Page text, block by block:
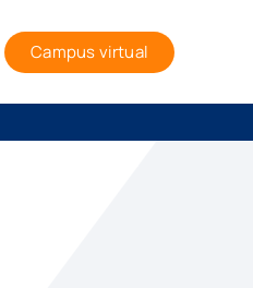
Campus virtual